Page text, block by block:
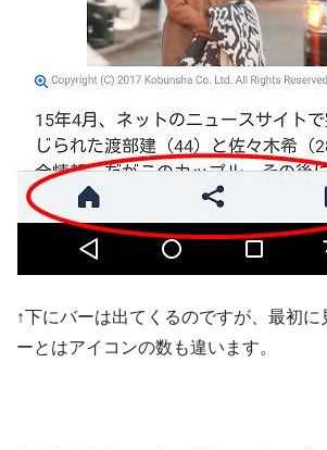
↑下にバーは出てくるのですが、最初
ーとはアイコンの数も違います。